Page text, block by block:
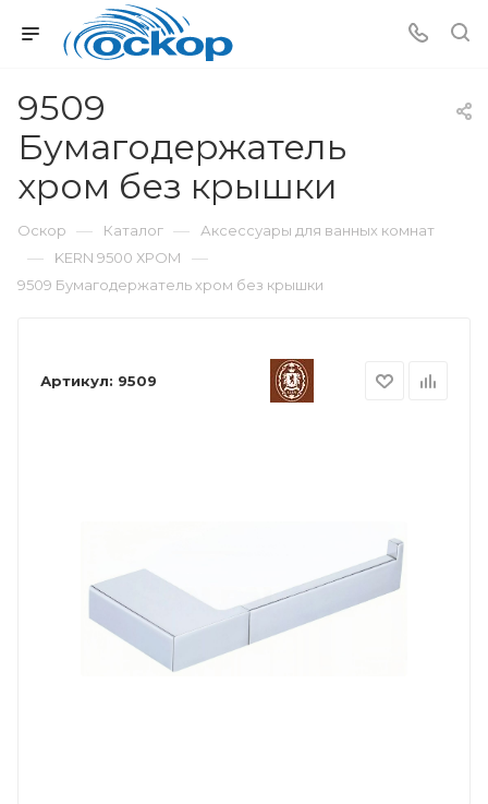
9509
Бумагодержатель
хром без крышки
Оскор — Каталог — Аксессуары для ванных комнат
— KERN 9500 ХРОМ —
9509 Бумагодержатель хром без крышки
Артикул: 9509